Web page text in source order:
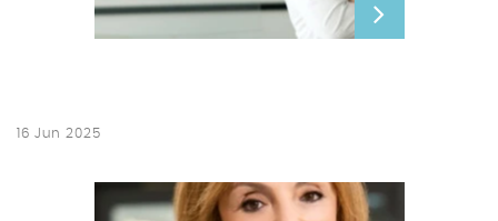
16 Jun 2025